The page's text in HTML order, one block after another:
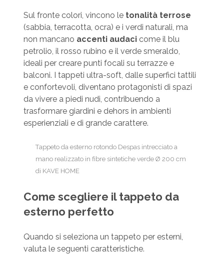
Sul fronte colori, vincono le tonalità terrose
(sabbia, terracotta, ocra) e i verdi naturali, ma
non mancano accenti audacicome il blu
petrolio, il rosso rubino e il verde smeraldo,
ideali per creare punti focali su terrazze e
balconi. I tappeti ultra-soft, dalle superfici tattili
e confortevoli, diventano protagonisti di spazi
da vivere a piedi nudi, contribuendo a
trasformare giardini e dehors in ambienti
esperienziali e di grande carattere.
Tappeto da esterno rotondo Despas intrecciato a
mano realizzato in fibre sintetiche verde Ø 200 cm
di KAVE HOME
Come scegliere il tappeto da
esterno perfetto
Quando si seleziona un tappeto per esterni,
valuta le seguenti caratteristiche.